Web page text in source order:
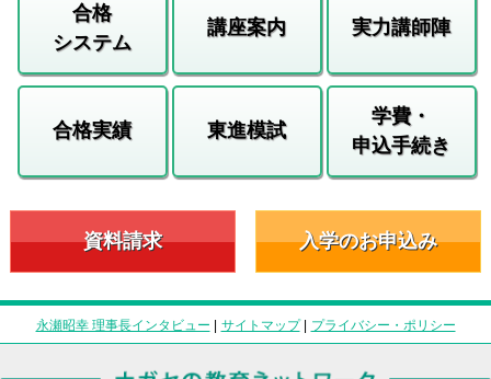
合格
システム
講座案内 実力講師陣
合格実績 東進模試
学費・
申込手続き
資料請求 入学のお申込み
永瀬昭幸 理事長インタビュー | サイトマップ| プライバシー・ポリシー